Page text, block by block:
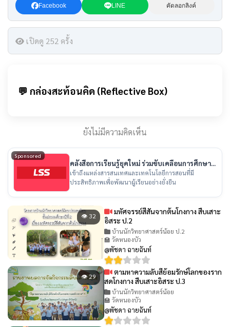
Facebook LINE คัดลอกลิงค์
เปิดดู 252 ครั้ง
💬 กล่องสะท้อนคิด (Reflective Box)
ยังไม่มีความคิดเห็น
Sponsored
คลังสื่อการเรียนรู้ยุคใหม่ ร่วมขับเคลื่อนการศึกษา
ไทย
เข้าถึงแหล่งสารสนเทศและเทคโนโลยีการสอนที่มี
ประสิทธิภาพเพื่อพัฒนาผู้เรียนอย่างยั่งยืน
👁 32
มหัศจรรย์สีสันจากต้นโกงกาง สืบเสาะ
อิสระ ป.2
บ้านนักวิทยาศาสตร์น้อย ป.2
🏫 วัดหนองบัว
@พัชดา ฉายฉันท์
👁 29
ตามหาความลับสีย้อมรักษ์โลกของราก
สดโกงกาง สืบเสาะอิสระ ป.3
บ้านนักวิทยาศาสตร์น้อย
🏫 วัดหนองบัว
@พัชดา ฉายฉันท์